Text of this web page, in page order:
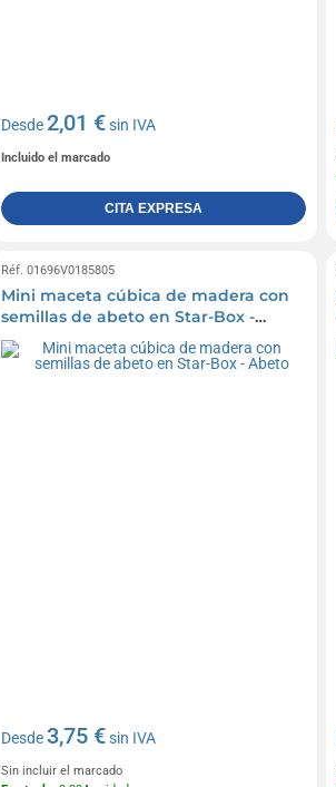
Desde2,01 €sin IVA
Incluido el marcado
CITA EXPRESA
Réf. 01696V0185805
Mini maceta cúbica de madera con
semillas de abeto en Star-Box -
Abeto
Desde3,75 €sin IVA
Sin incluir el marcado